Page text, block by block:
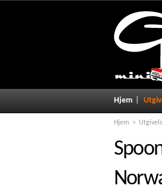
Hjem
Hjem